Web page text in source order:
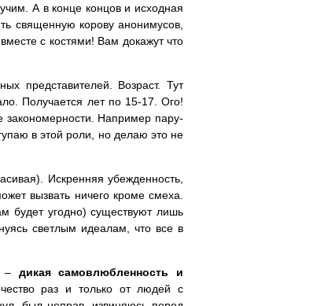
А в конце концов и исходная
священную корову анонимусов,
с костями! Вам докажут что
представителей. Возраст. Тут
Получается лет по 15-17. Ого!
закономерности. Например пару-
в этой роли, но делаю это не
Искренняя убежденность,
вызвать ничего кроме смеха.
будет угодно) существуют лишь
светлым идеалам, что все в
– дикая самовлюбленность и
раз и только от людей с